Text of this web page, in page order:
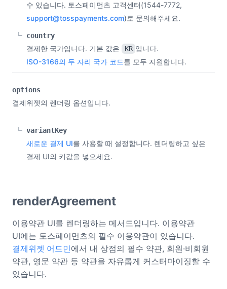
수 있습니다. 토스페이먼츠 고객센터(1544-7772,
support@tosspayments.com)로 문의해주세요.
country
결제한 국가입니다. 기본 값은 KR 입니다.
ISO-3166의 두 자리 국가 코드를 모두 지원합니다.
options
결제위젯의 렌더링 옵션입니다.
variantKey
새로운 결제 UI를 사용할 때 설정합니다. 렌더링하고 싶은
결제 UI의 키값을 넣으세요.
renderAgreement
이용약관 UI를 렌더링하는 메서드입니다. 이용약관
UI에는 토스페이먼츠의 필수 이용약관이 있습니다.
결제위젯 어드민에서 내 상점의 필수 약관, 회원·비회원
약관, 영문 약관 등 약관을 자유롭게 커스터마이징할 수
있습니다.